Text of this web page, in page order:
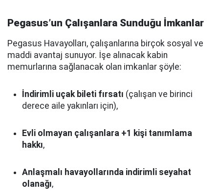
Pegasus’un Çalışanlara Sunduğu İmkanlar
Pegasus Havayolları, çalışanlarına birçok sosyal ve
maddi avantaj sunuyor. İşe alınacak kabin
memurlarına sağlanacak olan imkanlar şöyle:
İndirimli uçak bileti fırsatı (çalışan ve birinci
derece aile yakınları için),
Evli olmayan çalışanlara +1 kişi tanımlama
hakkı,
Anlaşmalı havayollarında indirimli seyahat
olanağı,